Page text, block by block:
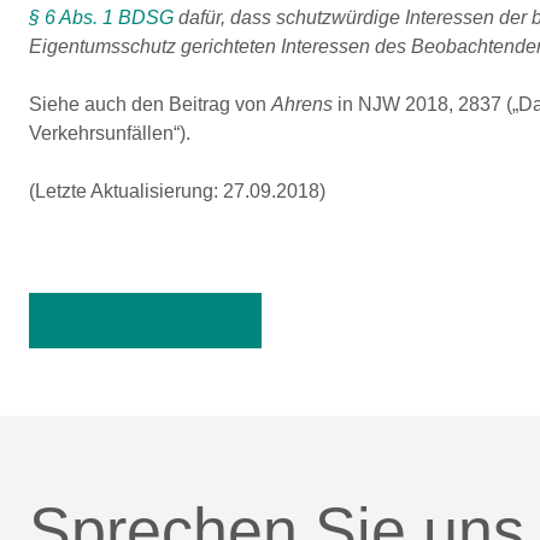
§ 6 Abs. 1 BDSG dafür, dass schutzwürdige Interessen der
Eigentumsschutz gerichteten Interessen des
Siehe auch den Beitrag von Ahrens in NJW 2018, 2837
Verkehrsunfällen“).
(Letzte Aktualisierung: 27.09.2018)